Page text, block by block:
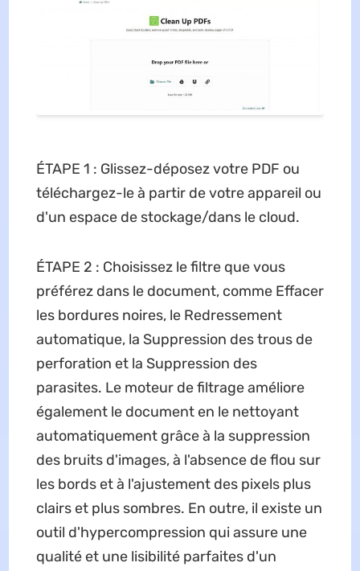
ÉTAPE 1 : Glissez-déposez votre PDF ou
téléchargez-le à partir de votre appareil ou
d'un espace de stockage/dans le cloud.
ÉTAPE 2 : Choisissez le filtre que vous
préférez dans le document, comme Effacer
les bordures noires, le Redressement
automatique, la Suppression des trous de
perforation et la Suppression des
parasites. Le moteur de filtrage améliore
également le document en le nettoyant
automatiquement grâce à la suppression
des bruits d'images, à l'absence de flou sur
les bords et à l'ajustement des pixels plus
clairs et plus sombres. En outre, il existe un
outil d'hypercompression qui assure une
qualité et une lisibilité parfaites d'un